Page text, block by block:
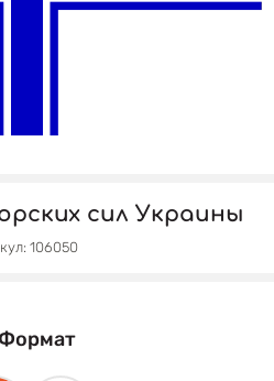
сил Украины
106050